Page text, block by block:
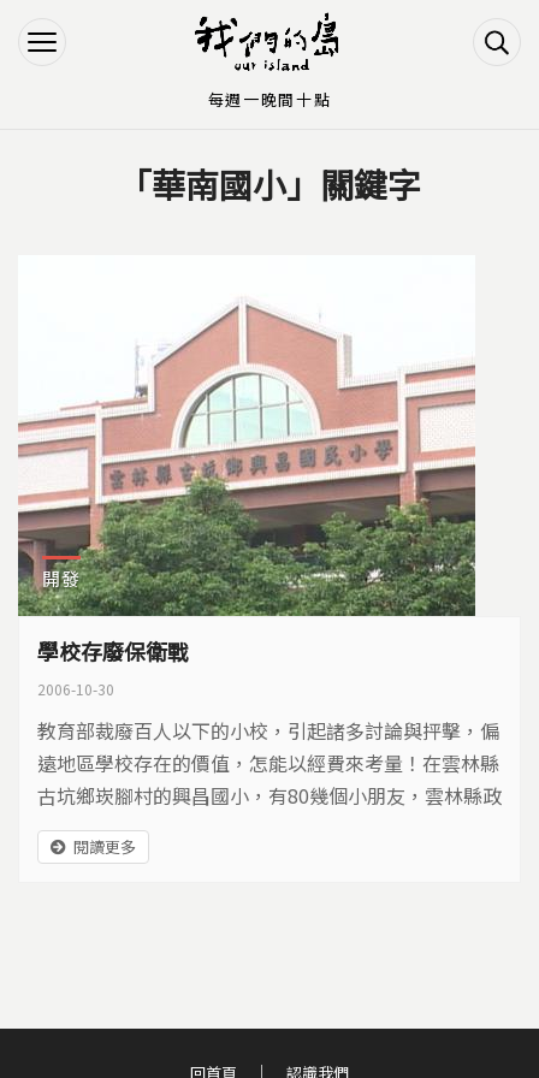
Jump to Navigation
Jump to Main content
「華南國小」關鍵字
開發
學校存廢保衛戰
2006-10-30
教育部裁廢百人以下的小校，引起諸多討論與抨擊，偏
遠地區學校存在的價值，怎能以經費來考量！在雲林縣
古坑鄉崁腳村的興昌國小，有80幾個小朋友，雲林縣政
府把它列為第三階段轉型的學校，但是，在距離學校兩
百多公尺外的台糖土地上，即將興建一座大型賽車場，
閱讀更多
回首頁 認識我們
每週一晚間十點